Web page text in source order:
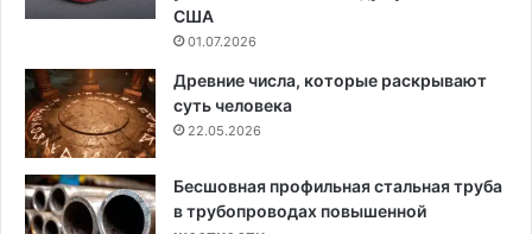
США
01.07.2026
Древние числа, которые раскрывают
суть человека
22.05.2026
Бесшовная профильная стальная труба
в трубопроводах повышенной